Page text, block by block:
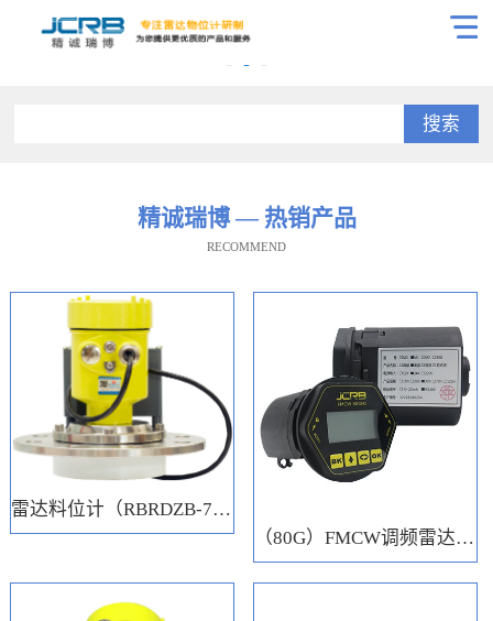
搜索
精诚瑞博 — 热销产品
RECOMMEND
雷达料位计（RBRDZB-71-6-C）
（80G）FMCW调频雷达电子模块